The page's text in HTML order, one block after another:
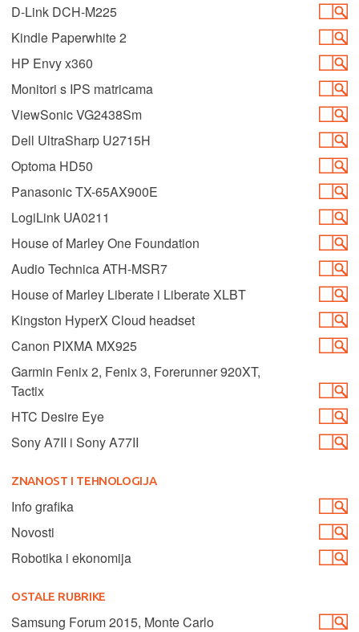
D-Link DCH-M225
Kindle Paperwhite 2
HP Envy x360
Monitori s IPS matricama
ViewSonic VG2438Sm
Dell UltraSharp U2715H
Optoma HD50
Panasonic TX-65AX900E
LogiLink UA0211
House of Marley One Foundation
Audio Technica ATH-MSR7
House of Marley Liberate i Liberate XLBT
Kingston HyperX Cloud headset
Canon PIXMA MX925
Garmin Fenix 2, Fenix 3, Forerunner 920XT,
Tactix
HTC Desire Eye
Sony A7II i Sony A77II
ZNANOST I TEHNOLOGIJA
Info grafika
Novosti
Robotika i ekonomija
OSTALE RUBRIKE
Samsung Forum 2015, Monte Carlo